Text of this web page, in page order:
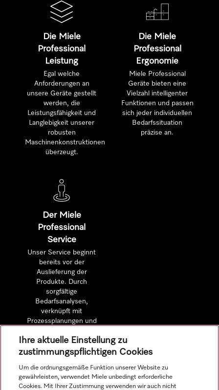
Die Miele
Professional
Leistung
Egal welche
Anforderungen an
unsere Geräte gestellt
werden, die
Leistungsfähigkeit und
Langlebigkeit unserer
robusten
Maschinenkonstruktionen
überzeugt.
Die Miele
Professional
Ergonomie
Miele Professional
Geräte bieten eine
Vielzahl intelligenter
Funktionen und passen
sich jeder individuellen
Bedarfssituation
präzise an.
Der Miele
Professional
Service
Unser Service beginnt
bereits vor der
Auslieferung der
Produkte. Durch
sorgfältige
Bedarfsanalysen,
verknüpft mit
Prozessplanungen und
Wirtschaftlichkeitsberechnungen.
Mehr erfahren
Ihre aktuelle Einstellung zu
zustimmungspflichtigen Cookies
Um die ordnungsgemäße Funktion unserer Website zu
gewährleisten, verwendet Miele unbedingt erforderliche
Cookies. Mit Ihrer Zustimmung verwenden wir auch nicht